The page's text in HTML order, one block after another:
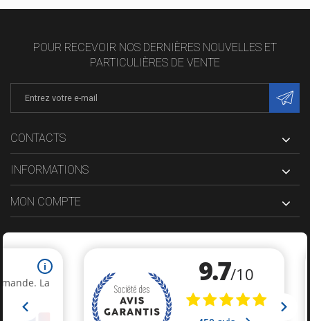
POUR RECEVOIR NOS DERNIÈRES NOUVELLES ET
PARTICULIÈRES DE VENTE
CONTACTS
INFORMATIONS
MON COMPTE